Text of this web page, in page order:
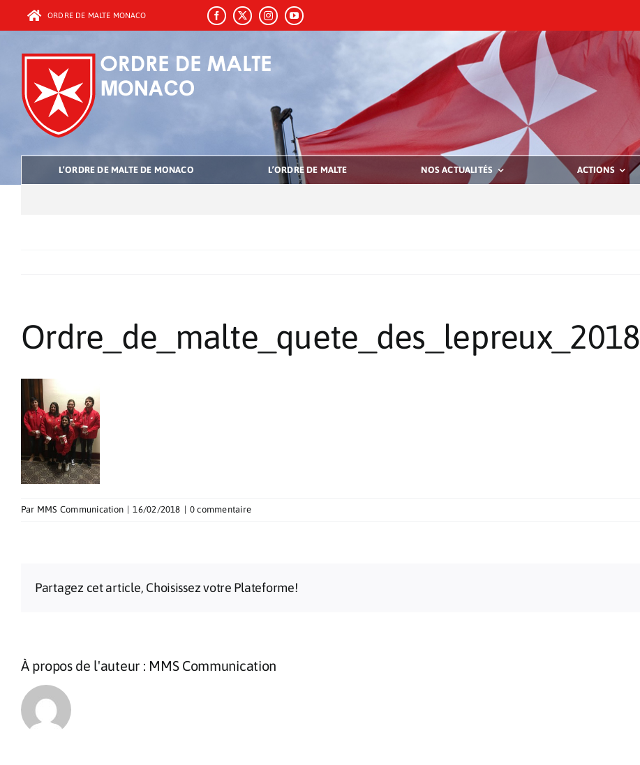
Passer
ORDRE DE MALTE MONACO
L’ORDRE DE MALTE DE MONACO L’ORDRE DE MALTE NOS ACTUALITÉS ACTIONS
Ordre_de_malte_quete_des_lepreux_2018
Par MMS Communication 16/02/2018 0 commentaire
Partagez cet article, Choisissez votre Plateforme!
À propos de l'auteur : MMS Communication